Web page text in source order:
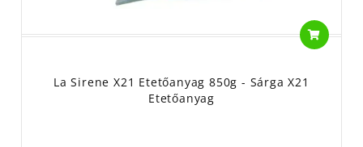
La Sirene X21 Etetőanyag 850g - Sárga X21
Etetőanyag